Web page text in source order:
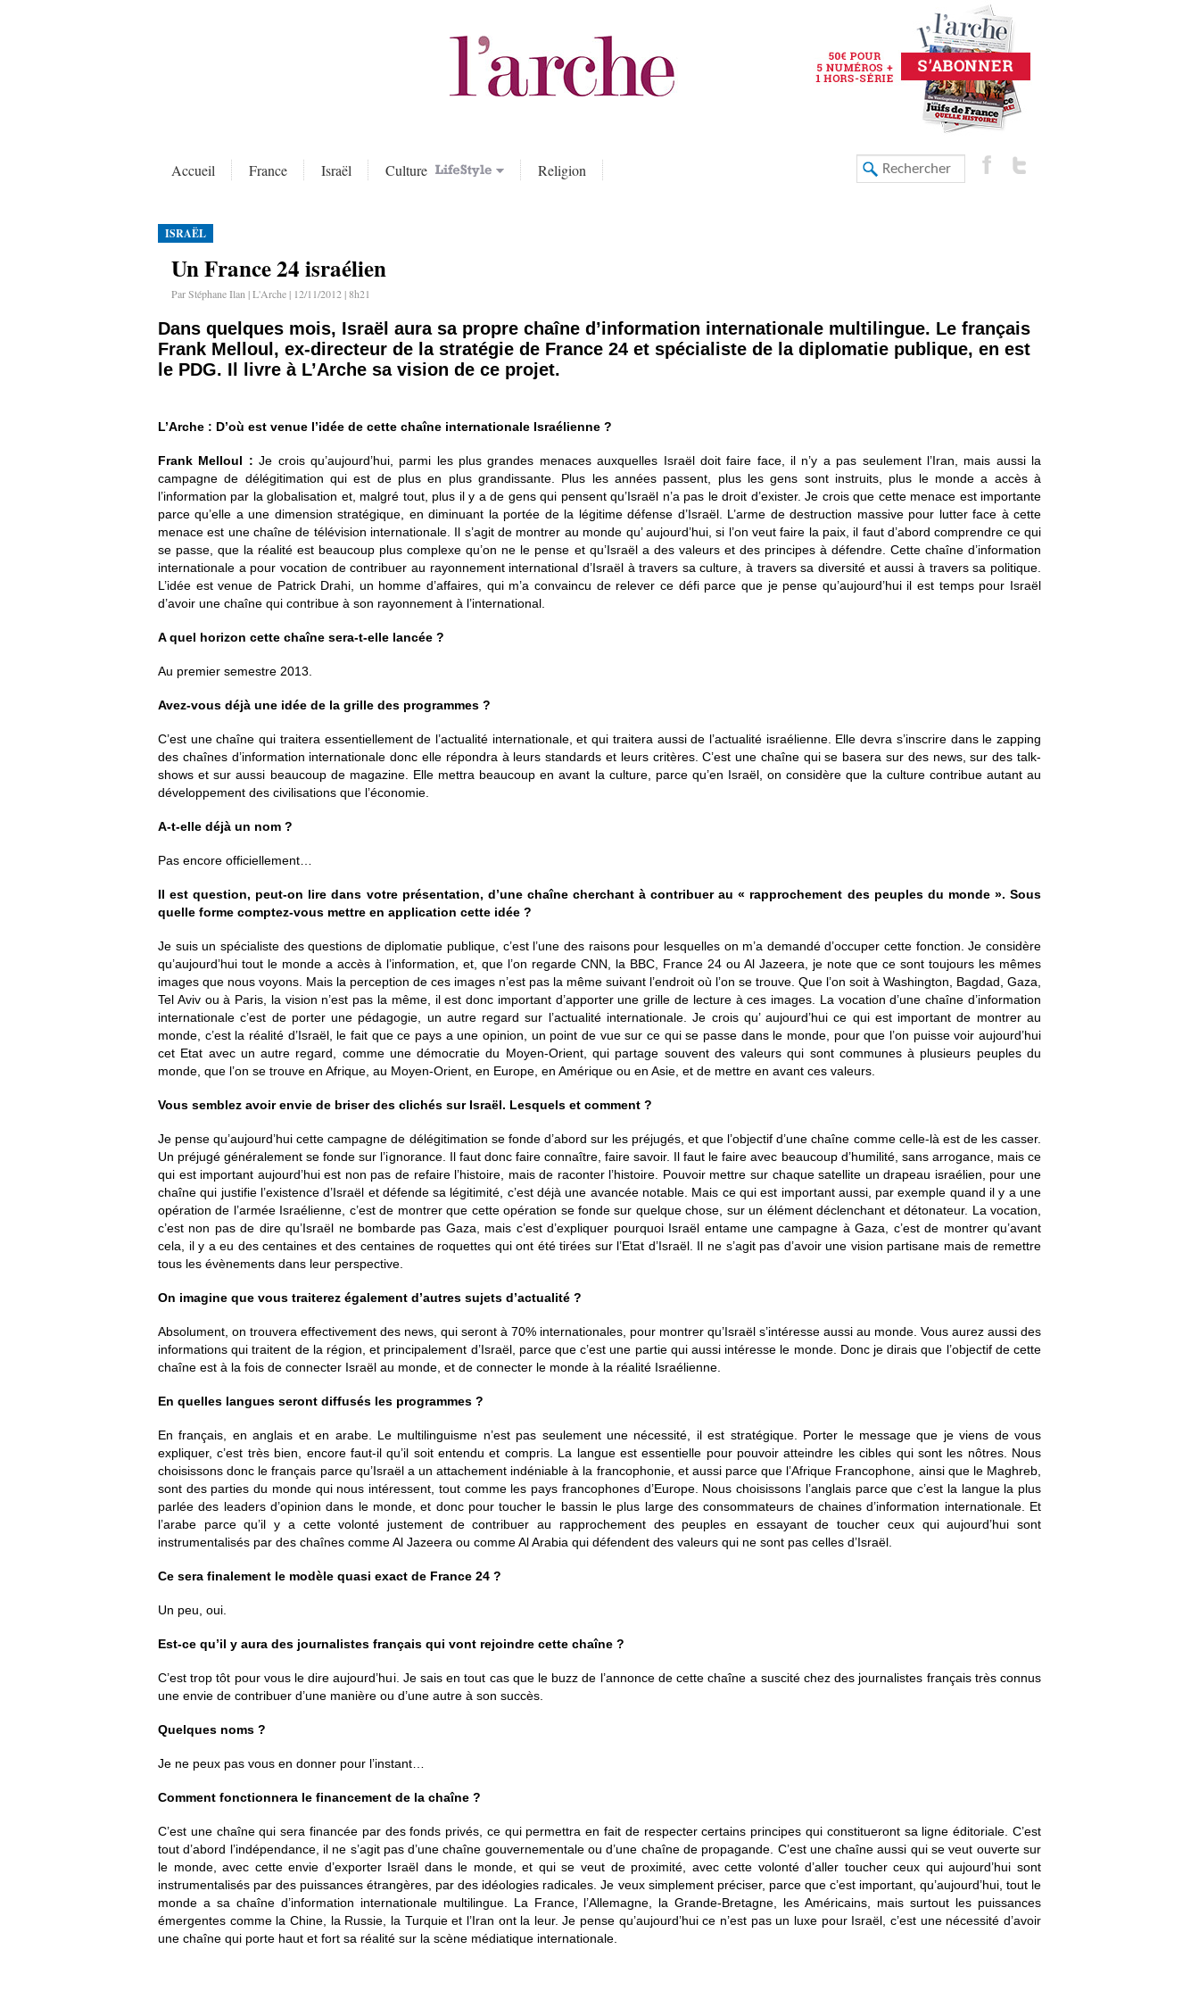
Accueil France Israël Culture Religion
ISRAËL
Un France 24 israélien
Par Stéphane Ilan | L'Arche | 12/11/2012 | 8h21
Dans quelques mois, Israël aura sa propre chaîne d’information internationale multilingue. Le français
Frank Melloul, ex-directeur de la stratégie de France 24 et spécialiste de la diplomatie publique, en est
le PDG. Il livre à L’Arche sa vision de ce projet.
L’Arche : D’où est venue l’idée de cette chaîne internationale Israélienne ?
Frank Melloul : Je crois qu’aujourd’hui, parmi les plus grandes menaces auxquelles Israël doit faire face, il n’y a pas seulement l’Iran, mais aussi la
campagne de délégitimation qui est de plus en plus grandissante. Plus les années passent, plus les gens sont instruits, plus le monde a accès à
l’information par la globalisation et, malgré tout, plus il y a de gens qui pensent qu’Israël n’a pas le droit d’exister. Je crois que cette menace est importante
parce qu’elle a une dimension stratégique, en diminuant la portée de la légitime défense d’Israël. L’arme de destruction massive pour lutter face à cette
menace est une chaîne de télévision internationale. Il s’agit de montrer au monde qu’ aujourd’hui, si l’on veut faire la paix, il faut d’abord comprendre ce qui
se passe, que la réalité est beaucoup plus complexe qu’on ne le pense et qu’Israël a des valeurs et des principes à défendre. Cette chaîne d’information
internationale a pour vocation de contribuer au rayonnement international d’Israël à travers sa culture, à travers sa diversité et aussi à travers sa politique.
L’idée est venue de Patrick Drahi, un homme d’affaires, qui m’a convaincu de relever ce défi parce que je pense qu’aujourd’hui il est temps pour Israël
d’avoir une chaîne qui contribue à son rayonnement à l’international.
A quel horizon cette chaîne sera-t-elle lancée ?
Au premier semestre 2013.
Avez-vous déjà une idée de la grille des programmes ?
C’est une chaîne qui traitera essentiellement de l’actualité internationale, et qui traitera aussi de l’actualité israélienne. Elle devra s’inscrire dans le zapping
des chaînes d’information internationale donc elle répondra à leurs standards et leurs critères. C’est une chaîne qui se basera sur des news, sur des talk-
shows et sur aussi beaucoup de magazine. Elle mettra beaucoup en avant la culture, parce qu’en Israël, on considère que la culture contribue autant au
développement des civilisations que l’économie.
A-t-elle déjà un nom ?
Pas encore officiellement…
Il est question, peut-on lire dans votre présentation, d’une chaîne cherchant à contribuer au « rapprochement des peuples du monde ». Sous
quelle forme comptez-vous mettre en application cette idée ?
Je suis un spécialiste des questions de diplomatie publique, c’est l’une des raisons pour lesquelles on m’a demandé d’occuper cette fonction. Je considère
qu’aujourd’hui tout le monde a accès à l’information, et, que l’on regarde CNN, la BBC, France 24 ou Al Jazeera, je note que ce sont toujours les mêmes
images que nous voyons. Mais la perception de ces images n’est pas la même suivant l’endroit où l’on se trouve. Que l’on soit à Washington, Bagdad, Gaza,
Tel Aviv ou à Paris, la vision n’est pas la même, il est donc important d’apporter une grille de lecture à ces images. La vocation d’une chaîne d’information
internationale c’est de porter une pédagogie, un autre regard sur l’actualité internationale. Je crois qu’ aujourd’hui ce qui est important de montrer au
monde, c’est la réalité d’Israël, le fait que ce pays a une opinion, un point de vue sur ce qui se passe dans le monde, pour que l’on puisse voir aujourd’hui
cet Etat avec un autre regard, comme une démocratie du Moyen-Orient, qui partage souvent des valeurs qui sont communes à plusieurs peuples du
monde, que l’on se trouve en Afrique, au Moyen-Orient, en Europe, en Amérique ou en Asie, et de mettre en avant ces valeurs.
Vous semblez avoir envie de briser des clichés sur Israël. Lesquels et comment ?
Je pense qu’aujourd’hui cette campagne de délégitimation se fonde d’abord sur les préjugés, et que l’objectif d’une chaîne comme celle-là est de les casser.
Un préjugé généralement se fonde sur l’ignorance. Il faut donc faire connaître, faire savoir. Il faut le faire avec beaucoup d’humilité, sans arrogance, mais ce
qui est important aujourd’hui est non pas de refaire l’histoire, mais de raconter l’histoire. Pouvoir mettre sur chaque satellite un drapeau israélien, pour une
chaîne qui justifie l’existence d’Israël et défende sa légitimité, c’est déjà une avancée notable. Mais ce qui est important aussi, par exemple quand il y a une
opération de l’armée Israélienne, c’est de montrer que cette opération se fonde sur quelque chose, sur un élément déclenchant et détonateur. La vocation,
c’est non pas de dire qu’Israël ne bombarde pas Gaza, mais c’est d’expliquer pourquoi Israël entame une campagne à Gaza, c’est de montrer qu’avant
cela, il y a eu des centaines et des centaines de roquettes qui ont été tirées sur l’Etat d’Israël. Il ne s’agit pas d’avoir une vision partisane mais de remettre
tous les évènements dans leur perspective.
On imagine que vous traiterez également d’autres sujets d’actualité ?
Absolument, on trouvera effectivement des news, qui seront à 70% internationales, pour montrer qu’Israël s’intéresse aussi au monde. Vous aurez aussi des
informations qui traitent de la région, et principalement d’Israël, parce que c’est une partie qui aussi intéresse le monde. Donc je dirais que l’objectif de cette
chaîne est à la fois de connecter Israël au monde, et de connecter le monde à la réalité Israélienne.
En quelles langues seront diffusés les programmes ?
En français, en anglais et en arabe. Le multilinguisme n’est pas seulement une nécessité, il est stratégique. Porter le message que je viens de vous
expliquer, c’est très bien, encore faut-il qu’il soit entendu et compris. La langue est essentielle pour pouvoir atteindre les cibles qui sont les nôtres. Nous
choisissons donc le français parce qu’Israël a un attachement indéniable à la francophonie, et aussi parce que l’Afrique Francophone, ainsi que le Maghreb,
sont des parties du monde qui nous intéressent, tout comme les pays francophones d’Europe. Nous choisissons l’anglais parce que c’est la langue la plus
parlée des leaders d’opinion dans le monde, et donc pour toucher le bassin le plus large des consommateurs de chaines d’information internationale. Et
l’arabe parce qu’il y a cette volonté justement de contribuer au rapprochement des peuples en essayant de toucher ceux qui aujourd’hui sont
instrumentalisés par des chaînes comme Al Jazeera ou comme Al Arabia qui défendent des valeurs qui ne sont pas celles d’Israël.
Ce sera finalement le modèle quasi exact de France 24 ?
Un peu, oui.
Est-ce qu’il y aura des journalistes français qui vont rejoindre cette chaîne ?
C’est trop tôt pour vous le dire aujourd’hui. Je sais en tout cas que le buzz de l’annonce de cette chaîne a suscité chez des journalistes français très connus
une envie de contribuer d’une manière ou d’une autre à son succès.
Quelques noms ?
Je ne peux pas vous en donner pour l’instant…
Comment fonctionnera le financement de la chaîne ?
C’est une chaîne qui sera financée par des fonds privés, ce qui permettra en fait de respecter certains principes qui constitueront sa ligne éditoriale. C’est
tout d’abord l’indépendance, il ne s’agit pas d’une chaîne gouvernementale ou d’une chaîne de propagande. C’est une chaîne aussi qui se veut ouverte sur
le monde, avec cette envie d’exporter Israël dans le monde, et qui se veut de proximité, avec cette volonté d’aller toucher ceux qui aujourd’hui sont
instrumentalisés par des puissances étrangères, par des idéologies radicales. Je veux simplement préciser, parce que c’est important, qu’aujourd’hui, tout le
monde a sa chaîne d’information internationale multilingue. La France, l’Allemagne, la Grande-Bretagne, les Américains, mais surtout les puissances
émergentes comme la Chine, la Russie, la Turquie et l’Iran ont la leur. Je pense qu’aujourd’hui ce n’est pas un luxe pour Israël, c’est une nécessité d’avoir
une chaîne qui porte haut et fort sa réalité sur la scène médiatique internationale.